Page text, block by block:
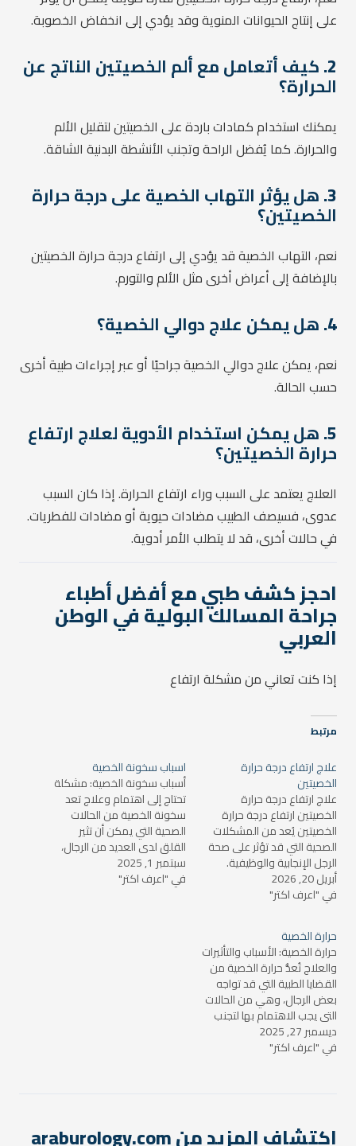
على إنتاج الحيوانات المنوية وقد يؤدي إلى انخفاض الخصوبة.
2. كيف أتعامل مع ألم الخصيتين الناتج عن
الحرارة؟
يمكنك استخدام كمادات باردة على الخصيتين لتقليل الألم
والحرارة. كما يُفضل الراحة وتجنب الأنشطة البدنية الشاقة.
3. هل يؤثر التهاب الخصية على درجة حرارة
الخصيتين؟
نعم، التهاب الخصية قد يؤدي إلى ارتفاع درجة حرارة الخصيتين
بالإضافة إلى أعراض أخرى مثل الألم والتورم.
4. هل يمكن علاج دوالي الخصية؟
نعم، يمكن علاج دوالي الخصية جراحيًا أو عبر إجراءات طبية أخرى
حسب الحالة.
5. هل يمكن استخدام الأدوية لعلاج ارتفاع
حرارة الخصيتين؟
العلاج يعتمد على السبب وراء ارتفاع الحرارة. إذا كان السبب
عدوى، فسيصف الطبيب مضادات حيوية أو مضادات للفطريات.
في حالات أخرى، قد لا يتطلب الأمر أدوية.
احجز كشف طبي مع أفضل أطباء
جراحة المسالك البولية في الوطن
العربي
إذا كنت تعاني من مشكلة ارتفاع
مرتبط
علاج ارتفاع درجة حرارة
الخصيتين
علاج ارتفاع درجة حرارة
الخصيتين ارتفاع درجة حرارة
الخصيتين يُعد من المشكلات
الصحية التي قد تؤثر على صحة
الرجل الإنجابية والوظيفية.
يمكن أن يؤدي هذا إلى تراجع
جودة السائل المنوي أو حتى
ارتفاع درجة حرارة الخصيتين،
أعراضه، وكيفية علاج هذه
الحالة بشكل…
أبريل 20, 2026
في "اعرف اكتر"
اسباب سخونة الخصية
أسباب سخونة الخصية: مشكلة
تحتاج إلى اهتمام وعلاج تعد
سخونة الخصية من الحالات
الصحية التي يمكن أن تثير
القلق لدى العديد من الرجال،
فهي مشكلة يمكن أن تؤثر
على الصحة الجنسية والإنجابية.
سبتمبر 1, 2025
في "اعرف اكتر"
حرارة الخصية
حرارة الخصية: الأسباب والتأثيرات
والعلاج تُعدُّ حرارة الخصية من
القضايا الطبية التي قد تواجه
بعض الرجال، وهي من الحالات
التي يجب الاهتمام بها لتجنب
التأثيرات السلبية على صحة
الجهاز التناسلي. في هذا
حرارة…
ديسمبر 27, 2025
في "اعرف اكتر"
اكتشاف المزيد من araburology.com